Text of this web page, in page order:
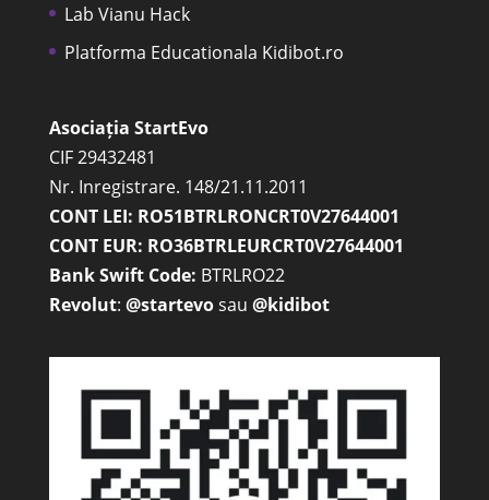
Lab Vianu Hack
Platforma Educationala Kidibot.ro
Asociația StartEvo
CIF 29432481
Nr. Inregistrare. 148/21.11.2011
CONT LEI: RO51BTRLRONCRT0V27644001
CONT EUR: RO36BTRLEURCRT0V27644001
Bank Swift Code: BTRLRO22
Revolut: @startevosau @kidibot